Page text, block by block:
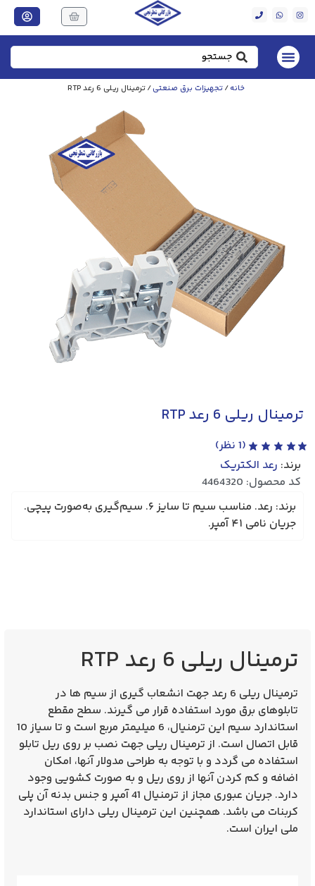
خانه/تجهیزات برق صنعتی/ ترمینال ریلی 6 رعد RTP
ترمینال ریلی 6 رعد RTP
(
1 نظر)
برند: رعد الکتریک
کد محصول: 4464320
برند: رعد. مناسب سیم تا سایز ۶. سیم‌گیری به‌صورت پیچی.
جریان نامی ۴۱ آمپر.
ترمینال ریلی 6 رعد RTP
ترمینال ریلی 6 رعد
جهت انشعاب گیری از سیم ها در
تابلوهای برق مورد استفاده قرار می گیرند. سطح مقطع
استاندارد سیم این ترمنیال، 6 میلیمتر مربع است و تا سیاز 10
قابل اتصال است. از ترمینال ریلی جهت نصب بر روی ریل تابلو
استفاده می گردد و با توجه به طراحی مدولار آنها، امکان
اضافه و کم کردن آنها از روی ریل و به صورت کشویی وجود
دارد. جریان عبوری مجاز از ترمنیال 41 آمپر و جنس بدنه آن پلی
کربنات می باشد. همچنین این ترمینال ریلی دارای استاندارد
ملی ایران است.